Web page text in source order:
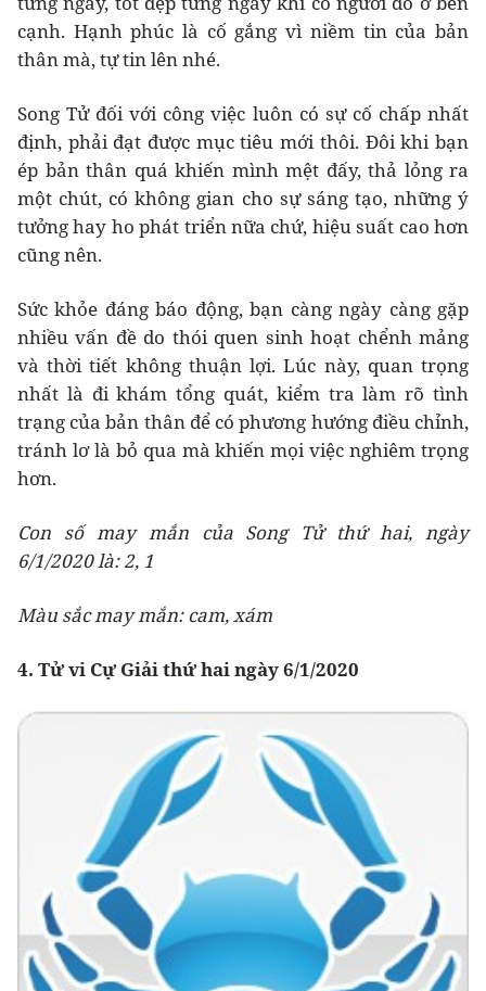
cạnh. Hạnh phúc là cố gắng vì niềm tin của bản
thân mà, tự tin lên nhé.
Song Tử đối với công việc luôn có sự cố chấp nhất
định, phải đạt được mục tiêu mới thôi. Đôi khi bạn
ép bản thân quá khiến mình mệt đấy, thả lỏng ra
một chút, có không gian cho sự sáng tạo, những ý
tưởng hay ho phát triển nữa chứ, hiệu suất cao hơn
cũng nên.
Sức khỏe đáng báo động, bạn càng ngày càng gặp
nhiều vấn đề do thói quen sinh hoạt chểnh mảng
và thời tiết không thuận lợi. Lúc này, quan trọng
nhất là đi khám tổng quát, kiểm tra làm rõ tình
trạng của bản thân để có phương hướng điều chỉnh,
tránh lơ là bỏ qua mà khiến mọi việc nghiêm trọng
hơn.
Con số may mắn của Song Tử thứ hai, ngày
6/1/2020 là: 2, 1
Màu sắc may mắn: cam, xám
4. Tử vi Cự Giải thứ hai ngày 6/1/2020